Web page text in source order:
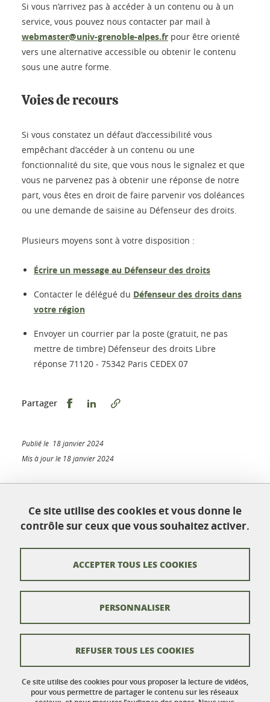
Si vous n’arrivez pas à accéder à un contenu ou à un
service, vous pouvez nous contacter par mail à
webmaster@univ-grenoble-alpes.fr pour être orienté
vers une alternative accessible ou obtenir le contenu
sous une autre forme.
Voies de recours
Si vous constatez un défaut d’accessibilité vous
empêchant d’accéder à un contenu ou une
fonctionnalité du site, que vous nous le signalez et que
vous ne parvenez pas à obtenir une réponse de notre
part, vous êtes en droit de faire parvenir vos doléances
ou une demande de saisine au Défenseur des droits.
Plusieurs moyens sont à votre disposition :
Écrire un message au Défenseur des droits
Contacter le délégué du Défenseur des droits dans
votre région
Envoyer un courrier par la poste (gratuit, ne pas
mettre de timbre) Défenseur des droits Libre
réponse 71120 - 75342 Paris CEDEX 07
Partager Partager sur Facebook
Partager sur LinkedIn
Publié le 18 janvier 2024
Mis à jour le 18 janvier 2024
École doctorale Chimie et sciences du vivant
Université Grenoble Alpes
110 rue de la Chimie
Domaine Universitaire
38402 Saint-Martin-d'Hères
Crédits
Mentions légales
Ce site utilise des cookies et vous donne le
contrôle sur ceux que vous souhaitez activer.
Ce site utilise des cookies pour vous proposer la lecture de vidéos,
pour vous permettre de partager le contenu sur les réseaux
ACCEPTER TOUS LES COOKIES
REFUSER TOUS LES COOKIES
PERSONNALISER